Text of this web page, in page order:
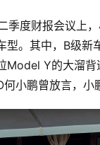
季度财报会议上
型。其中，B级
Model Y的大溜
小鹏曾放言，